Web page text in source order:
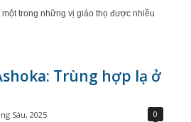
trong những vị giáo thọ được nhiều
Trùng hợp lạ ở
Sáu, 2025 0